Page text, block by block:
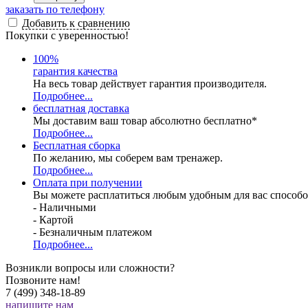
заказать по телефону
Добавить к сравнению
Покупки с уверенностью!
100%
гарантия качества
На весь товар действует гарантия производителя.
Подробнее...
бесплатная доставка
Мы доставим ваш товар абсолютно бесплатно*
Подробнее...
Бесплатная сборка
По желанию, мы соберем вам тренажер.
Подробнее...
Оплата при получении
Вы можете расплатиться любым удобным для вас
- Наличными
- Картой
- Безналичным платежом
Подробнее...
Возникли вопросы или сложности?
Позвоните нам!
7 (499) 348-18-89
напишите нам